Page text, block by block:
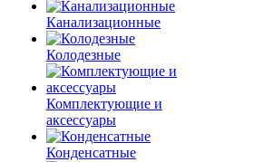
Канализационные
Колодезные
Комплектующие и
аксессуары
Конденсатные